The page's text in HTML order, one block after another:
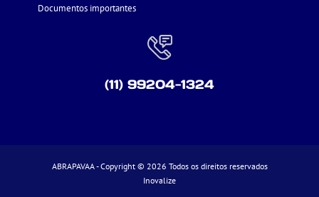
Documentos importantes
(11) 99204-1324
ABRAPAVAA - Copyright © 2026 Todos os direitos reservados
Inovalize